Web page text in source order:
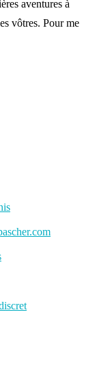
aventures à
vôtres. Pour me